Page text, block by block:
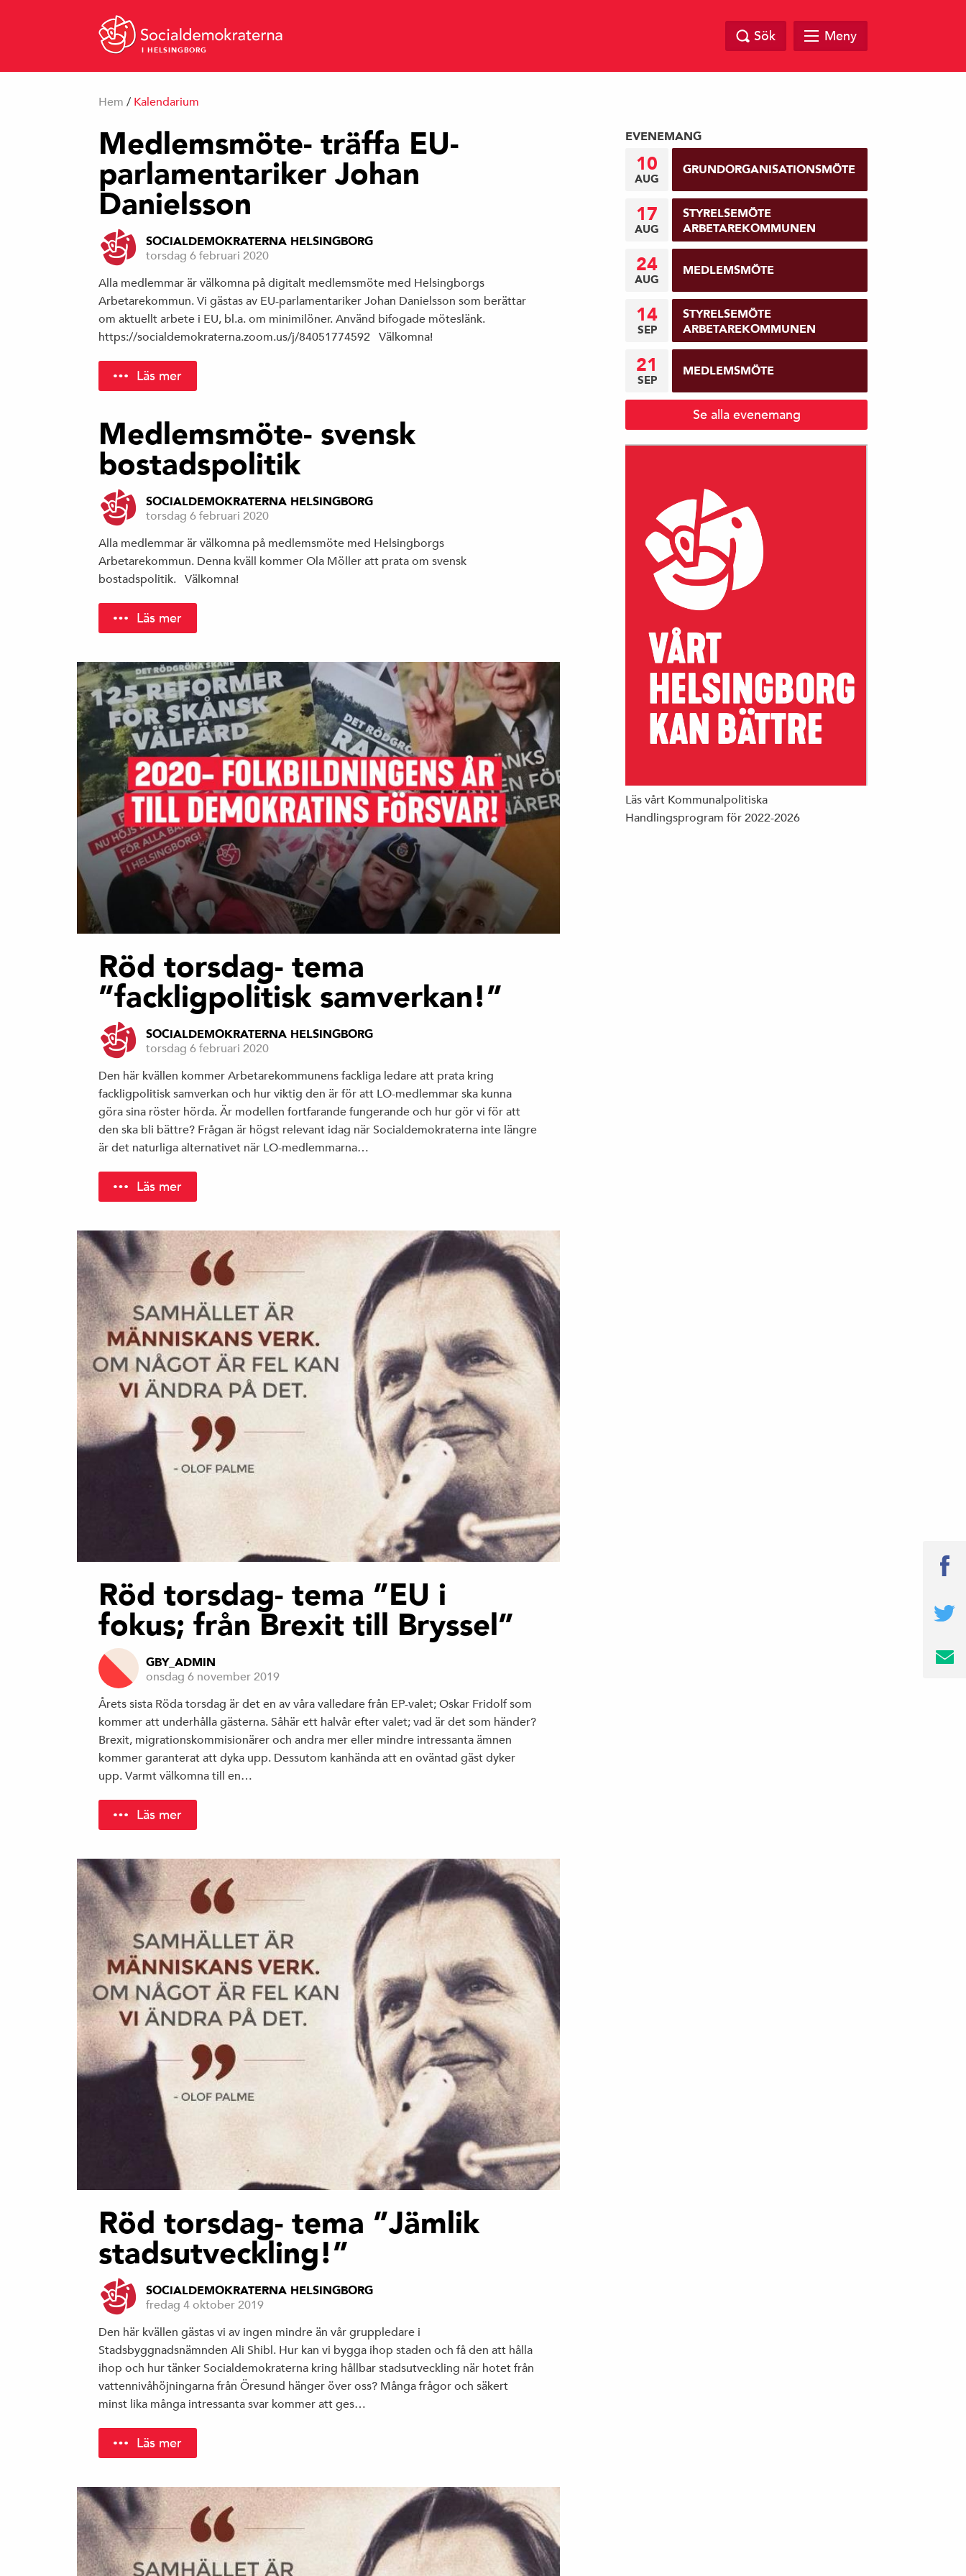
I HELSINGBORG
Sök Meny
Hem / Kalendarium
Medlemsmöte- träffa EU-
parlamentariker Johan
Danielsson
SOCIALDEMOKRATERNA HELSINGBORG
torsdag 6 februari 2020
Alla medlemmar är välkomna på digitalt medlemsmöte med Helsingborgs
Arbetarekommun. Vi gästas av EU-parlamentariker Johan Danielsson som berättar
om aktuellt arbete i EU, bl.a. om minimilöner. Använd bifogade möteslänk.
https://socialdemokraterna.zoom.us/j/84051774592 Välkomna!
Läs mer
Medlemsmöte- svensk
bostadspolitik
SOCIALDEMOKRATERNA HELSINGBORG
torsdag 6 februari 2020
Alla medlemmar är välkomna på medlemsmöte med Helsingborgs
Arbetarekommun. Denna kväll kommer Ola Möller att prata om svensk
bostadspolitik. Välkomna!
Läs mer
Röd torsdag- tema
”fackligpolitisk samverkan!”
SOCIALDEMOKRATERNA HELSINGBORG
torsdag 6 februari 2020
Den här kvällen kommer Arbetarekommunens fackliga ledare att prata kring
fackligpolitisk samverkan och hur viktig den är för att LO-medlemmar ska kunna
göra sina röster hörda. Är modellen fortfarande fungerande och hur gör vi för att
den ska bli bättre? Frågan är högst relevant idag när Socialdemokraterna inte längre
är det naturliga alternativet när LO-medlemmarna…
Läs mer
Röd torsdag- tema ”EU i
fokus; från Brexit till Bryssel”
GBY_ADMIN
onsdag 6 november 2019
Årets sista Röda torsdag är det en av våra valledare från EP-valet; Oskar Fridolf som
kommer att underhålla gästerna. Såhär ett halvår efter valet; vad är det som händer?
Brexit, migrationskommisionärer och andra mer eller mindre intressanta ämnen
kommer garanterat att dyka upp. Dessutom kanhända att en oväntad gäst dyker
upp. Varmt välkomna till en…
Läs mer
Röd torsdag- tema ”Jämlik
stadsutveckling!”
SOCIALDEMOKRATERNA HELSINGBORG
fredag 4 oktober 2019
Den här kvällen gästas vi av ingen mindre än vår gruppledare i
Stadsbyggnadsnämnden Ali Shibl. Hur kan vi bygga ihop staden och få den att hålla
ihop och hur tänker Socialdemokraterna kring hållbar stadsutveckling när hotet från
vattennivåhöjningarna från Öresund hänger över oss? Många frågor och säkert
minst lika många intressanta svar kommer att ges…
Läs mer
EVENEMANG
10
AUG
GRUNDORGANISATIONSMÖTE
17
AUG
STYRELSEMÖTE
ARBETAREKOMMUNEN
24
AUG
MEDLEMSMÖTE
14
SEP
STYRELSEMÖTE
ARBETAREKOMMUNEN
21
SEP
MEDLEMSMÖTE
Se alla evenemang
Läs vårt Kommunalpolitiska
Handlingsprogram för 2022-2026